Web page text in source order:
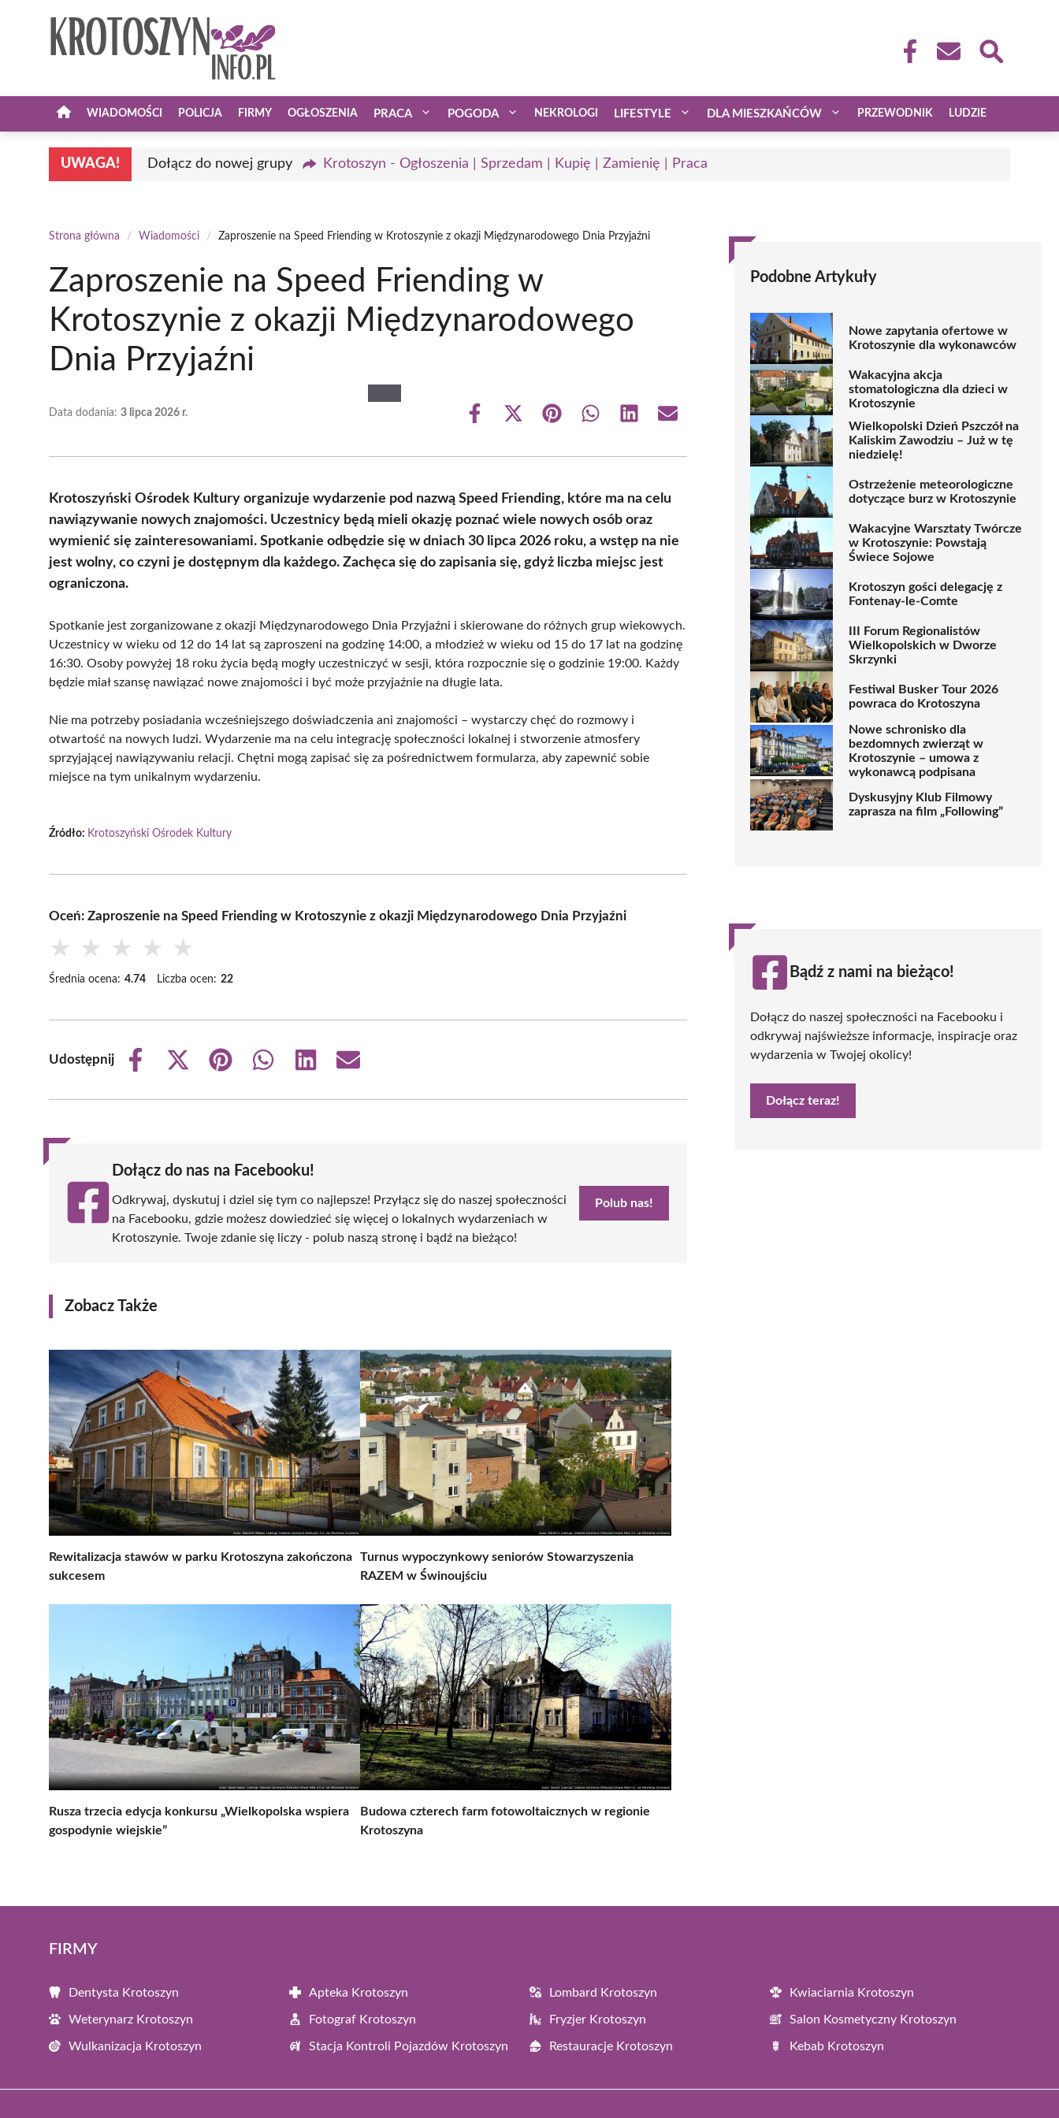
WIADOMOŚCI POLICJA FIRMY OGŁOSZENIA PRACA POGODA NEKROLOGI LIFESTYLE DLA MIESZKAŃCÓW PRZEWODNIK LUDZIE
UWAGA! Dołącz do nowej grupy Krotoszyn - Ogłoszenia | Sprzedam | Kupię | Zamienię | Praca
Strona główna / Wiadomości / Zaproszenie na Speed Friending w Krotoszynie z okazji Międzynarodowego Dnia Przyjaźni
Zaproszenie na Speed Friending w
Krotoszynie z okazji Międzynarodowego
Dnia Przyjaźni
Data dodania: 3 lipca 2026 r.
Share
Share
(Twitter)
Share Share Share Share
Krotoszyński Ośrodek Kultury organizuje wydarzenie pod nazwą Speed Friending, które ma na celu
nawiązywanie nowych znajomości. Uczestnicy będą mieli okazję poznać wiele nowych osób oraz
wymienić się zainteresowaniami. Spotkanie odbędzie się w dniach 30 lipca 2026 roku, a wstęp na nie
jest wolny, co czyni je dostępnym dla każdego. Zachęca się do zapisania się, gdyż liczba miejsc jest
ograniczona.
Spotkanie jest zorganizowane z okazji Międzynarodowego Dnia Przyjaźni i skierowane do różnych grup wiekowych.
Uczestnicy w wieku od 12 do 14 lat są zaproszeni na godzinę 14:00, a młodzież w wieku od 15 do 17 lat na godzinę
16:30. Osoby powyżej 18 roku życia będą mogły uczestniczyć w sesji, która rozpocznie się o godzinie 19:00. Każdy
będzie miał szansę nawiązać nowe znajomości i być może przyjaźnie na długie lata.
Nie ma potrzeby posiadania wcześniejszego doświadczenia ani znajomości – wystarczy chęć do rozmowy i
otwartość na nowych ludzi. Wydarzenie ma na celu integrację społeczności lokalnej i stworzenie atmosfery
sprzyjającej nawiązywaniu relacji. Chętni mogą zapisać się za pośrednictwem formularza, aby zapewnić sobie
miejsce na tym unikalnym wydarzeniu.
Źródło: Krotoszyński Ośrodek Kultury
Oceń: Zaproszenie na Speed Friending w Krotoszynie z okazji Międzynarodowego Dnia Przyjaźni
★ ★ ★ ★ ★
Średnia ocena: 4.74 Liczba ocen: 22
Udostępnij
Share
Share
(Twitter)
Share
Share
Share
Share
Dołącz do nas na Facebooku!
Odkrywaj, dyskutuj i dziel się tym co najlepsze! Przyłącz się do naszej społeczności
na Facebooku, gdzie możesz dowiedzieć się więcej o lokalnych wydarzeniach w
Krotoszynie. Twoje zdanie się liczy - polub naszą stronę i bądź na bieżąco!
Polub nas!
Zobacz Także
Rewitalizacja stawów w parku Krotoszyna zakończona
sukcesem
Turnus wypoczynkowy seniorów Stowarzyszenia
RAZEM w Świnoujściu
Rusza trzecia edycja konkursu „Wielkopolska wspiera
gospodynie wiejskie”
Budowa czterech farm fotowoltaicznych w regionie
Krotoszyna
Podobne Artykuły
Nowe zapytania ofertowe w
Krotoszynie dla wykonawców
Wakacyjna akcja
stomatologiczna dla dzieci w
Krotoszynie
Wielkopolski Dzień Pszczół na
Kaliskim Zawodziu – Już w tę
niedzielę!
Ostrzeżenie meteorologiczne
dotyczące burz w Krotoszynie
Wakacyjne Warsztaty Twórcze
w Krotoszynie: Powstają
Świece Sojowe
Krotoszyn gości delegację z
Fontenay-le-Comte
III Forum Regionalistów
Wielkopolskich w Dworze
Skrzynki
Festiwal Busker Tour 2026
powraca do Krotoszyna
Nowe schronisko dla
bezdomnych zwierząt w
Krotoszynie – umowa z
wykonawcą podpisana
Dyskusyjny Klub Filmowy
zaprasza na film „Following”
Bądź z nami na bieżąco!
Dołącz do naszej społeczności na Facebooku i
odkrywaj najświeższe informacje, inspiracje oraz
wydarzenia w Twojej okolicy!
Dołącz teraz!
FIRMY
Dentysta Krotoszyn Apteka Krotoszyn Lombard Krotoszyn Kwiaciarnia Krotoszyn
Weterynarz Krotoszyn Fotograf Krotoszyn Fryzjer Krotoszyn Salon Kosmetyczny Krotoszyn
Wulkanizacja Krotoszyn Stacja Kontroli Pojazdów Krotoszyn Restauracje Krotoszyn Kebab Krotoszyn